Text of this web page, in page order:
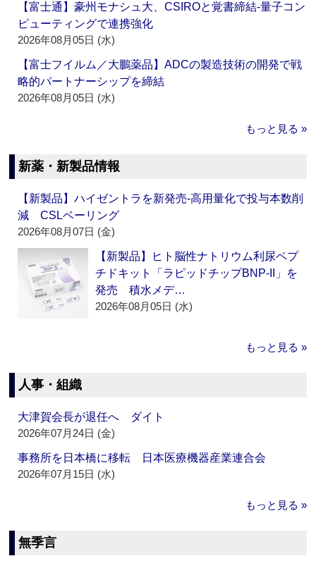
【富士通】豪州モナシュ大、CSIROと覚書締結‐量子コン
ピューティングで連携強化
2026年08月05日 (水)
【富士フイルム／大鵬薬品】ADCの製造技術の開発で戦
略的パートナーシップを締結
2026年08月05日 (水)
もっと見る »
新薬・新製品情報
【新製品】ハイゼントラを新発売‐高用量化で投与本数削
減 CSLベーリング
2026年08月07日 (金)
【新製品】ヒト脳性ナトリウム利尿ペプ
チドキット「ラピッドチップBNP-II」を
発売 積水メデ…
2026年08月05日 (水)
もっと見る »
人事・組織
大津賀会長が退任へ ダイト
2026年07月24日 (金)
事務所を日本橋に移転 日本医療機器産業連合会
2026年07月15日 (水)
もっと見る »
無季言